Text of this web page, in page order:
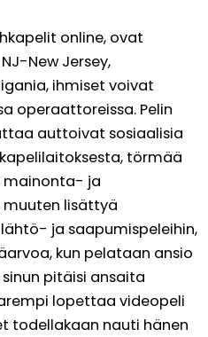
online, ovat
New Jersey,
ihmiset voivat
operaattoreissa. Pelin
auttoivat sosiaalisia
törmää
mainonta- ja
lisättyä
ja saapumispeleihin,
kun pelataan ansio
pitäisi ansaita
lopettaa videopeli
todellakaan nauti hänen